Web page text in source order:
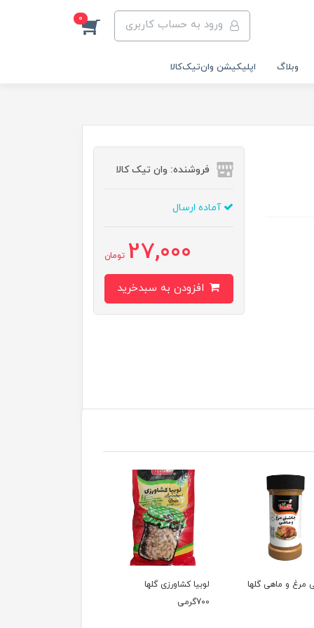
ورود به حساب کاربری 0
وبلاگ اپلیکیشن وان‌تیک‌کالا‌
فروشنده: وان تیک کالا
آماده ارسال
27,000 تومان
مرغ و ماهی گلها
لوبیا کشاورزی گلها
700گرمی